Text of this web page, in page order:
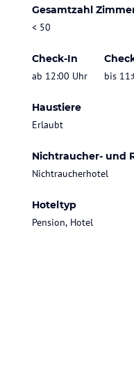
Gesamtzahl
< 50
Check-In
ab 12:00 Uhr
bis
Haustiere
Erlaubt
Nichtraucher- und
Nichtraucherhotel
Hoteltyp
Pension, Hotel